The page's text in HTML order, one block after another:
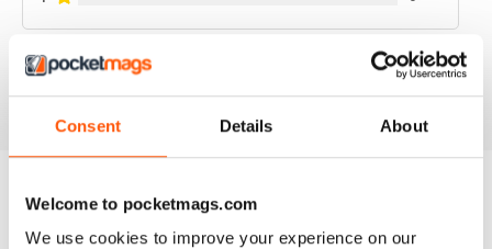
Consent Details About
Welcome to pocketmags.com
We use cookies to improve your experience on our
BACK ISSUES